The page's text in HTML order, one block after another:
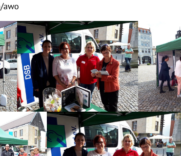
awo